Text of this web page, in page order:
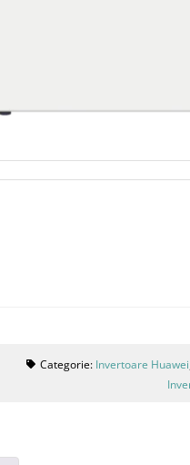
Categorie: Invertoare Huawei